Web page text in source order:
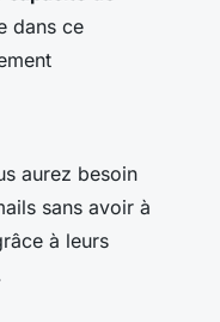
dans ce
aurez besoin
sans avoir à
à leurs